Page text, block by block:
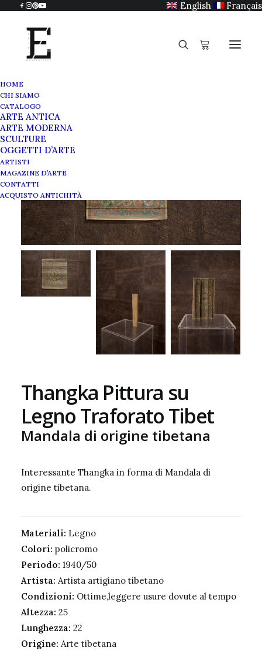
English Français
HOME
CHI SIAMO
CATALOGO
ARTE ANTICA
ARTE MODERNA
SCULTURE
OGGETTI D’ARTE
ARTISTI
MAGAZINE D’ARTE
CONTATTI
ACQUISTO ANTICHITÀ
Thangka Pittura su
Legno Traforato Tibet
Mandala di origine tibetana
Interessante Thangka in forma di Mandala di
origine tibetana.
Materiali: Legno
Colori: policromo
Periodo: 1940/50
Artista: Artista artigiano tibetano
Condizioni: Ottime,leggere usure dovute al tempo
Altezza: 25
Lunghezza: 22
Origine: Arte tibetana